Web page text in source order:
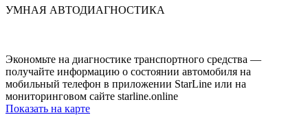
УМНАЯ АВТОДИАГНОСТИКА
Экономьте на диагностике транспортного средства —
получайте информацию о состоянии автомобиля на
мобильный телефон в приложении StarLine или на
мониторинговом сайте starline.online
Показать на карте